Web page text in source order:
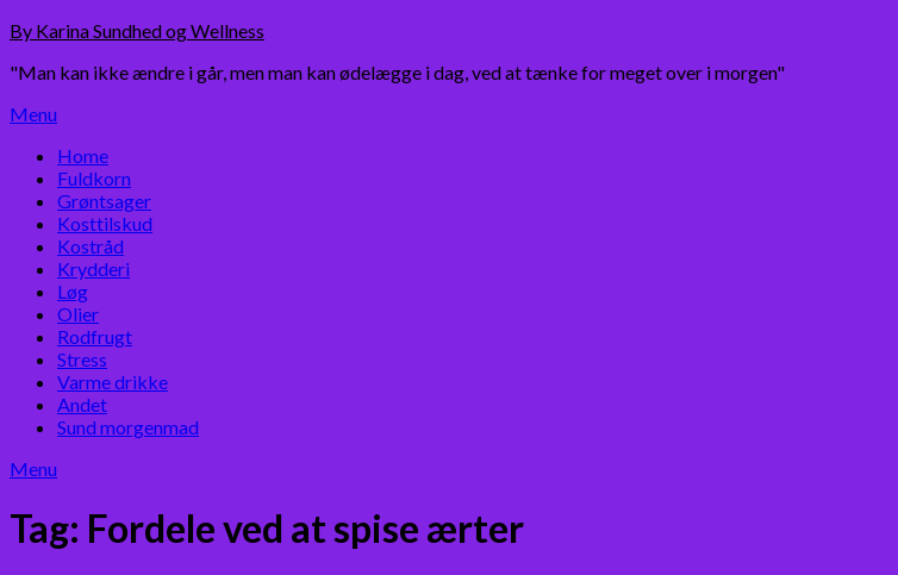
Skip
content
By Karina Sundhed og Wellness
"Man kan ikke ændre i går, men man kan ødelægge i dag, ved at tænke for meget over i morgen"
Menu
Home
Fuldkorn
Grøntsager
Kosttilskud
Kostråd
Krydderi
Løg
Olier
Rodfrugt
Stress
Varme drikke
Andet
Sund morgenmad
Menu
Tag: Fordele ved at spise ærter